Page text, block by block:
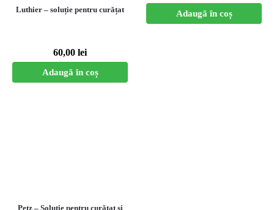
Luthier – soluție pentru curățat
60,00 lei
Adaugă în coș
Adaugă în coș
Petz – Soluție pentru curățat și